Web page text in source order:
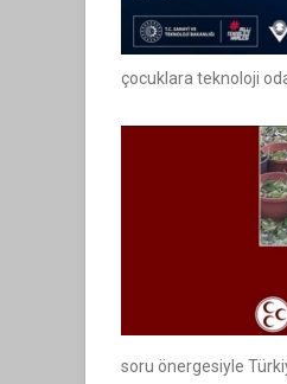
çocuklara teknoloji
soru önergesiyle